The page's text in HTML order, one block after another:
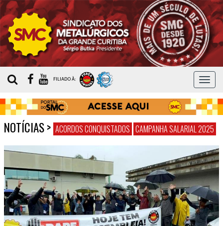
MENU
FILIADO À:
NOTÍCIAS> ACORDOS CONQUISTADOS CAMPANHA SALARIAL 2025